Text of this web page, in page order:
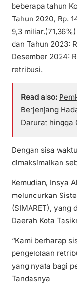
beberapa tahun
Tahun 2020, Rp.
9,3
dan Tahun 2023:
Desember 2024:
retribusi.
Read also:
Berjenjang
Darurat hingga
Dengan sisa
dimaksimalkan
Kemudian, Insya
meluncurkan
(SIMARET), yang
Daerah Kota
“Kami berharap
pengelolaan
yang nyata bagi
Tandasnya